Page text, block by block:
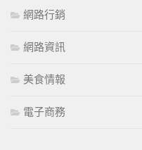
網路行銷
網路資訊
美食情報
電子商務